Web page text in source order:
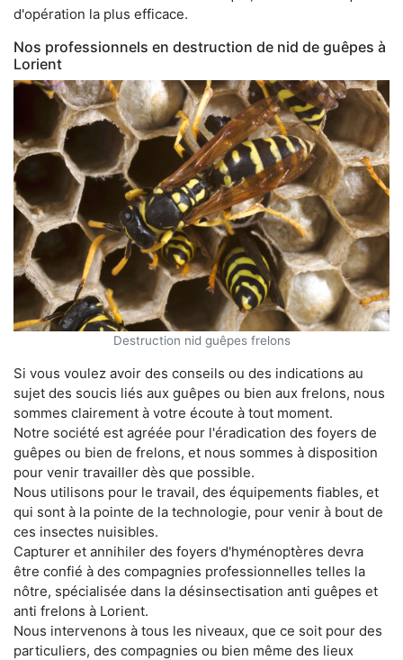
d'opération la plus efficace.
Nos professionnels en destruction de nid de guêpes à
Lorient
Destruction nid guêpes frelons
Si vous voulez avoir des conseils ou des indications au
sujet des soucis liés aux guêpes ou bien aux frelons, nous
sommes clairement à votre écoute à tout moment.
Notre société est agréée pour l'éradication des foyers de
guêpes ou bien de frelons, et nous sommes à disposition
pour venir travailler dès que possible.
Nous utilisons pour le travail, des équipements fiables, et
qui sont à la pointe de la technologie, pour venir à bout de
ces insectes nuisibles.
Capturer et annihiler des foyers d'hyménoptères devra
être confié à des compagnies professionnelles telles la
nôtre, spécialisée dans la désinsectisation anti guêpes et
anti frelons à Lorient.
Nous intervenons à tous les niveaux, que ce soit pour des
particuliers, des compagnies ou bien même des lieux